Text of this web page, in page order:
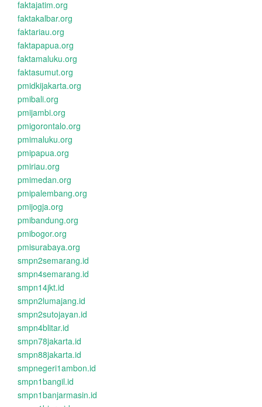
faktajatim.org
faktakalbar.org
faktariau.org
faktapapua.org
faktamaluku.org
faktasumut.org
pmidkijakarta.org
pmibali.org
pmijambi.org
pmigorontalo.org
pmimaluku.org
pmipapua.org
pmiriau.org
pmimedan.org
pmipalembang.org
pmijogja.org
pmibandung.org
pmibogor.org
pmisurabaya.org
smpn2semarang.id
smpn4semarang.id
smpn14jkt.id
smpn2lumajang.id
smpn2sutojayan.id
smpn4blitar.id
smpn78jakarta.id
smpn88jakarta.id
smpnegeri1ambon.id
smpn1bangil.id
smpn1banjarmasin.id